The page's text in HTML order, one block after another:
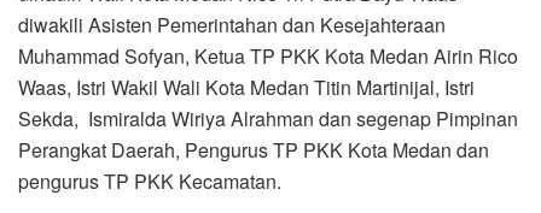
diwakili Asisten Pemerintahan dan Kesejahteraan
Muhammad Sofyan, Ketua TP PKK Kota Medan Airin Rico
Waas, Istri Wakil Wali Kota Medan Titin Martinijal, Istri
Sekda, Ismiralda Wiriya Alrahman dan segenap Pimpinan
Perangkat Daerah, Pengurus TP PKK Kota Medan dan
pengurus TP PKK Kecamatan.